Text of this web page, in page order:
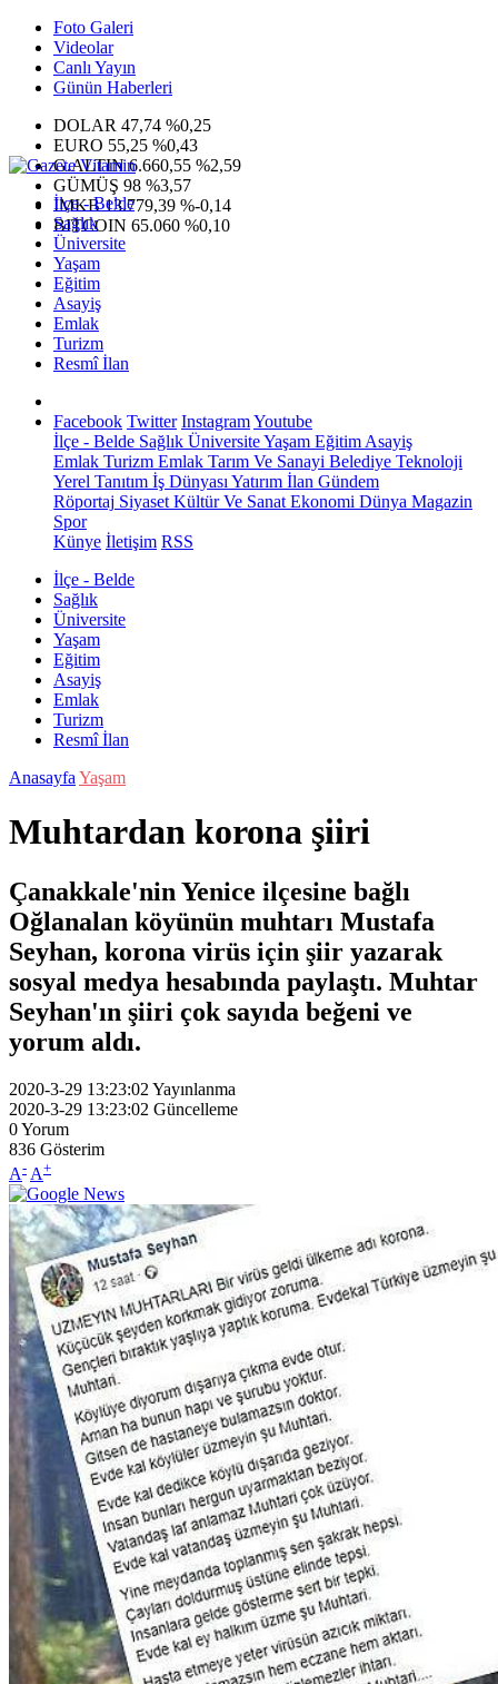
Foto Galeri
Videolar
Canlı Yayın
Günün Haberleri
DOLAR 47,74 %0,25
EURO 55,25 %0,43
G.ALTIN6.660,55 %2,59
GÜMÜŞ 98 %3,57
IMKB13.779,39 %-0,14
BITCOIN 65.060 %0,10
İlçe - Belde
Sağlık
Üniversite
Yaşam
Eğitim
Asayiş
Emlak
Turizm
Resmî İlan
Facebook Twitter InstagramYoutube
İlçe - Belde Sağlık ÜniversiteYaşam Eğitim Asayiş
Emlak Turizm Emlak Tarım Ve Sanayi Belediye Teknoloji
Yerel Tanıtım İş Dünyası Yatırım İlan Gündem
Röportaj Siyaset Kültür Ve Sanat Ekonomi Dünya Magazin
Spor
Künye İletişim RSS
İlçe - Belde
Sağlık
Üniversite
Yaşam
Eğitim
Asayiş
Emlak
Turizm
Resmî İlan
Anasayfa Yaşam
Muhtardan korona şiiri
Çanakkale'nin Yenice ilçesine bağlı
Oğlanalan köyünün muhtarı Mustafa
Seyhan, korona virüs için şiir yazarak
sosyal medya hesabında paylaştı. Muhtar
Seyhan'ın şiiri çok sayıda beğeni ve
yorum aldı.
2020-3-29 13:23:02 Yayınlanma
2020-3-29 13:23:02 Güncelleme
0Yorum
836 Gösterim
A- A+